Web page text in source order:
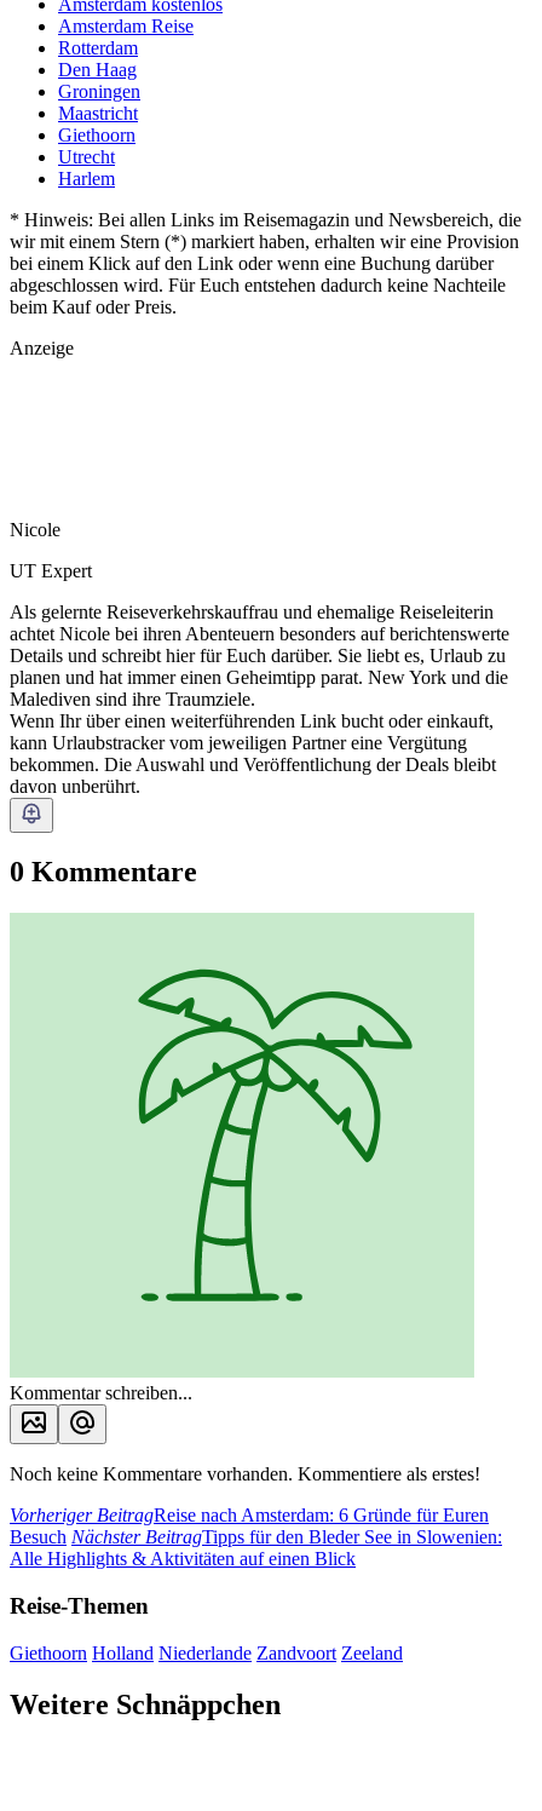
Amsterdam Reise
Rotterdam
Den Haag
Groningen
Maastricht
Giethoorn
Utrecht
Harlem
* Hinweis: Bei allen Links im Reisemagazin und Newsbereich, die
wir mit einem Stern (*) markiert haben, erhalten wir eine Provision
bei einem Klick auf den Link oder wenn eine Buchung darüber
abgeschlossen wird. Für Euch entstehen dadurch keine Nachteile
beim Kauf oder Preis.
Anzeige
Nicole
UT Expert
Als gelernte Reiseverkehrskauffrau und ehemalige Reiseleiterin
achtet Nicole bei ihren Abenteuern besonders auf berichtenswerte
Details und schreibt hier für Euch darüber. Sie liebt es, Urlaub zu
planen und hat immer einen Geheimtipp parat. New York und die
Malediven sind ihre Traumziele.
Wenn Ihr über einen weiterführenden Link bucht oder einkauft,
kann Urlaubstracker vom jeweiligen Partner eine Vergütung
bekommen. Die Auswahl und Veröffentlichung der Deals bleibt
davon unberührt.
0 Kommentare
Kommentar schreiben...
Noch keine Kommentare vorhanden. Kommentiere als erstes!
Vorheriger BeitragReise nach Amsterdam: 6 Gründe für Euren
Besuch Nächster BeitragTipps für den Bleder See in Slowenien:
Alle Highlights & Aktivitäten auf einen Blick
Reise-Themen
Giethoorn Holland Niederlande Zandvoort Zeeland
Weitere Schnäppchen